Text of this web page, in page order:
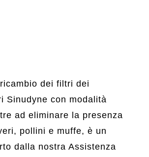
dei filtri dei
Sinudyne con modalità
ad eliminare la presenza
pollini e muffe, è un
dalla nostra Assistenza